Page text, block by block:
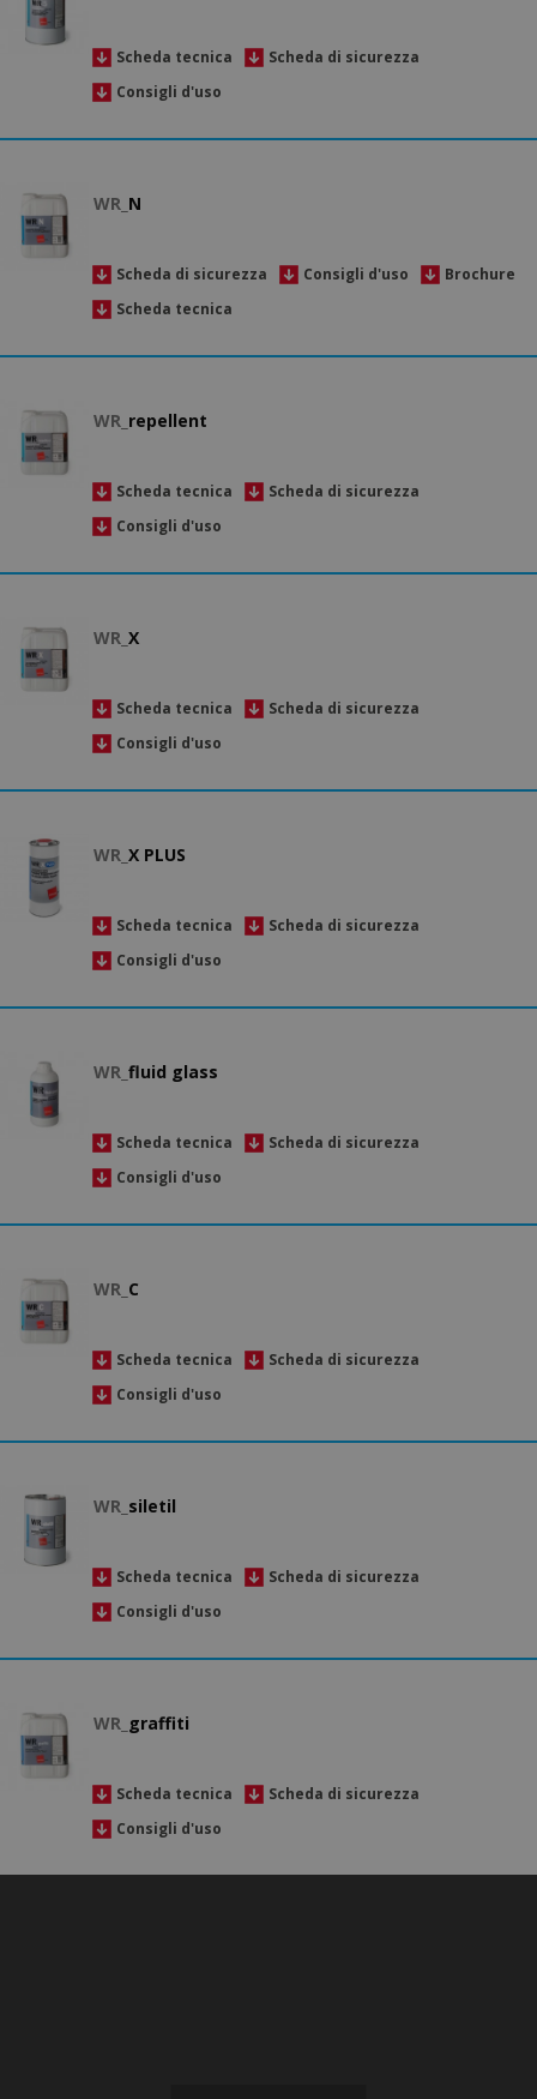
Scheda tecnica
Scheda di sicurezza
Consigli d'uso
WR_ N
Scheda di sicurezza Consigli d'uso
Brochure
Scheda tecnica
WR_ repellent
Scheda tecnica
Scheda di sicurezza
Consigli d'uso
WR_ X
Scheda tecnica
Scheda di sicurezza
Consigli d'uso
WR_ X PLUS
Scheda tecnica
Scheda di sicurezza
Consigli d'uso
WR_ fluid glass
Scheda tecnica
Scheda di sicurezza
Consigli d'uso
WR_ C
Scheda tecnica
Scheda di sicurezza
Consigli d'uso
WR_ siletil
Scheda tecnica
Scheda di sicurezza
Consigli d'uso
WR_ graffiti
Scheda tecnica
Scheda di sicurezza
Consigli d'uso